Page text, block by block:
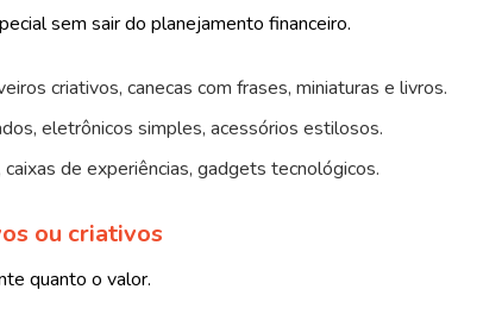
sem sair do planejamento financeiro.
criativos, canecas com frases, miniaturas e livros.
eletrônicos simples, acessórios estilosos.
de experiências, gadgets tecnológicos.
ou criativos
quanto o valor.